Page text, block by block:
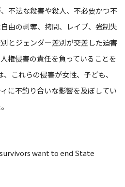
不法な殺害や殺人、不必要かつ不
由の剥奪、拷問、レイプ、強制失
とジェンダー差別が交差した迫害
権侵害の責任を負っていることを
これらの侵害が女性、子ども、
に不釣り合いな影響を及ぼしてい
want to end State